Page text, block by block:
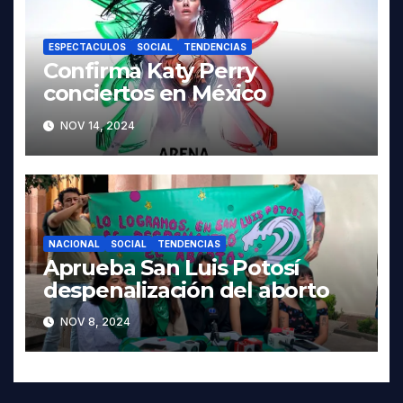
ESPECTACULOS SOCIAL TENDENCIAS
Confirma Katy Perry
conciertos en México
NOV 14, 2024
NACIONAL SOCIAL TENDENCIAS
Aprueba San Luis Potosí
despenalización del aborto
NOV 8, 2024